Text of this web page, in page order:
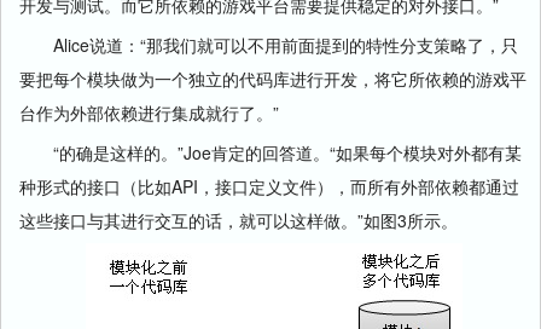
Alice说道：“那我们就可以不用前面提到的特性分支策略了，只
要把每个模块做为一个独立的代码库进行开发，将它所依赖的游戏平
台作为外部依赖进行集成就行了。”
“的确是这样的。”Joe肯定的回答道。“如果每个模块对外都有某
种形式的接口（比如API，接口定义文件），而所有外部依赖都通过
这些接口与其进行交互的话，就可以这样做。”如图3所示。